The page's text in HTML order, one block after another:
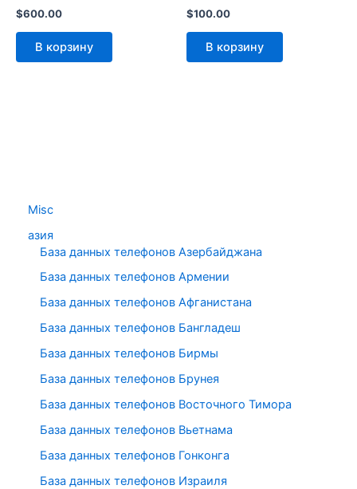
Misc
азия
База данных телефонов Азербайджана
База данных телефонов Армении
База данных телефонов Афганистана
База данных телефонов Бангладеш
База данных телефонов Бирмы
База данных телефонов Брунея
База данных телефонов Восточного Тимора
База данных телефонов Вьетнама
База данных телефонов Гонконга
База данных телефонов Израиля
$600.00
В корзину
$100.00
В корзину